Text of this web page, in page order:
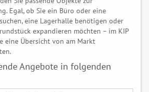
Egal, ob Sie ein Büro oder eine
eine Lagerhalle benötigen oder
expandieren möchten – im KIP
eine Übersicht von am Markt
Angebote in folgenden